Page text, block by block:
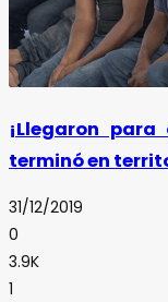
¡Llegaron
terminó en
31/12/2019
0
3.9K
1